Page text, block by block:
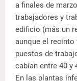
a finales de
trabajadores y
edificio (más un
aunque el recinto
puestos de
cabían entre 40 y
En las plantas